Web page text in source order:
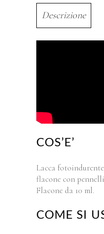
Descrizione
COS’E’
Lacca
flacone con
Flacone da 10 ml.
COME SI